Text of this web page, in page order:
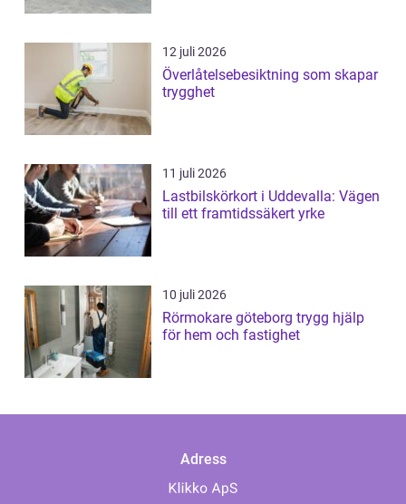
12 juli 2026
Överlåtelsebesiktning som skapar
trygghet
11 juli 2026
Lastbilskörkort i Uddevalla: Vägen
till ett framtidssäkert yrke
10 juli 2026
Rörmokare göteborg trygg hjälp
för hem och fastighet
Adress